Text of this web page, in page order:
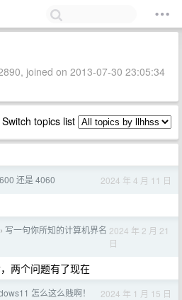
joined on 2013-07-30 23:05:34
Switch topics list
还是 4060 2024 年 4 月 11 日
› 写一句你所知的计算机界名 2024 年 2 月 21
日
两个问题有了现在
怎么这么贱啊！ 2024 年 1 月 15 日